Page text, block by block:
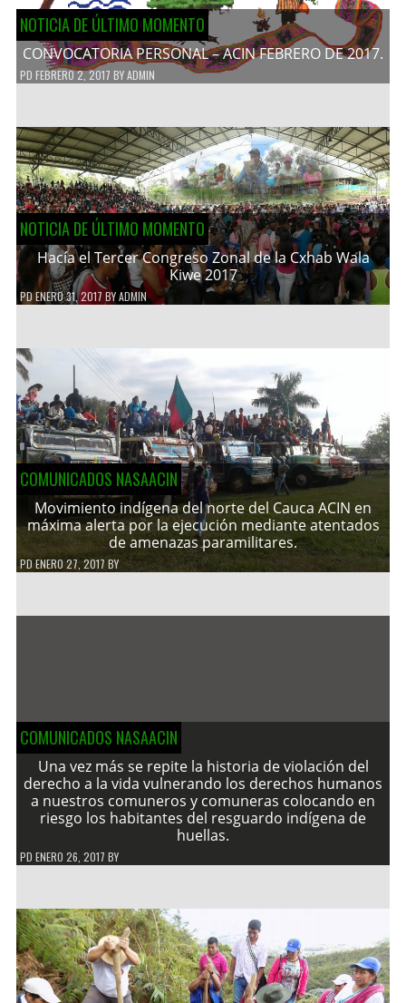
NOTICIA DE ÚLTIMO MOMENTO
CONVOCATORIA PERSONAL – ACIN FEBRERO DE 2017.
PD FEBRERO 2, 2017 BYADMIN
NOTICIA DE ÚLTIMO MOMENTO
Hacía el Tercer Congreso Zonal de la Cxhab Wala
Kiwe 2017
PDENERO 31, 2017 BYADMIN
COMUNICADOS NASAACIN
Movimiento indígena del norte del Cauca ACIN en
máxima alerta por la ejecución mediante atentados
de amenazas paramilitares.
PDENERO 27, 2017 BY
COMUNICADOS NASAACIN
Una vez más se repite la historia de violación del
derecho a la vida vulnerando los derechos humanos
a nuestros comuneros y comuneras colocando en
riesgo los habitantes del resguardo indígena de
huellas.
PD ENERO 26, 2017 BY